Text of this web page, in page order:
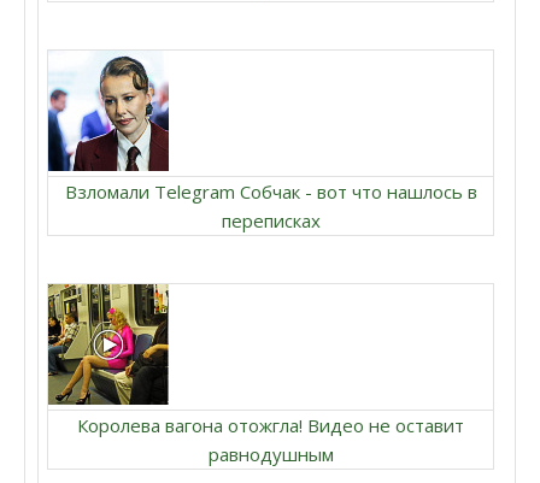
Взломали Telegram Собчак - вот что нашлось в
переписках
Королева вагона отожгла! Видео не оставит
равнодушным